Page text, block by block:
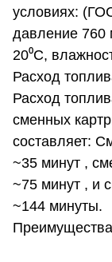
условиях:
давление 760
20⁰С,
Расход
Расход
сменных
составляет:
~35 минут ,
~75 минут , и
~144 минуты.